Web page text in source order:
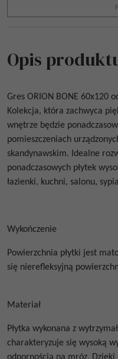
Opis
Gres ORION BONE 60x120
Kolekcja, która zachwyca
wnętrze będzie
pomieszczeniach
skandynawskim. Idealne
ponadczasowych płytek
łazienki, kuchni, salonu,
Wykończenie
Powierzchnia płytki jest
się nierefleksyjną
Materiał
Płytka wykonana z
charakteryzuje się wysoką